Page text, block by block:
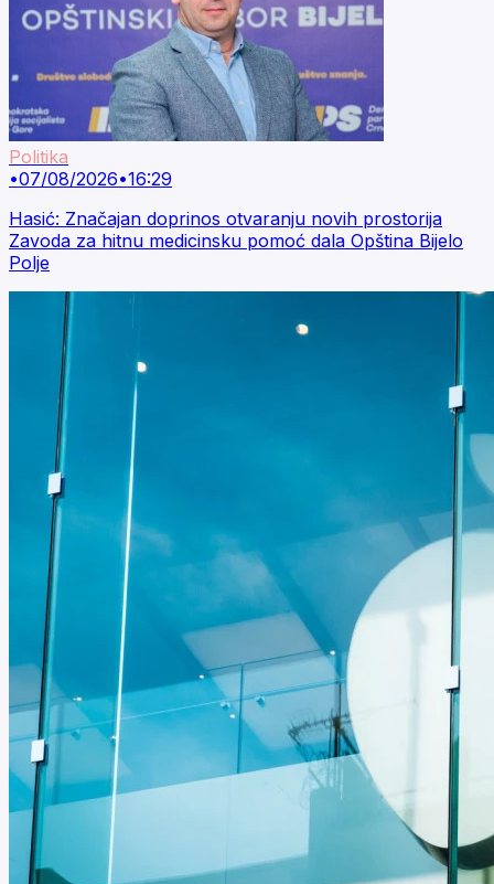
Politika
•07/08/2026•16:29
Hasić: Značajan doprinos otvaranju novih prostorija
Zavoda za hitnu medicinsku pomoć dala Opština Bijelo
Polje